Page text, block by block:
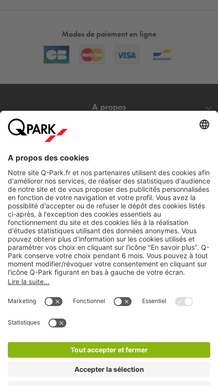
Modes de paiement en ligne
A propos
Nos services
Cookies
Copyright
CGV
Déclaration de confidentialité
stationnement sur place